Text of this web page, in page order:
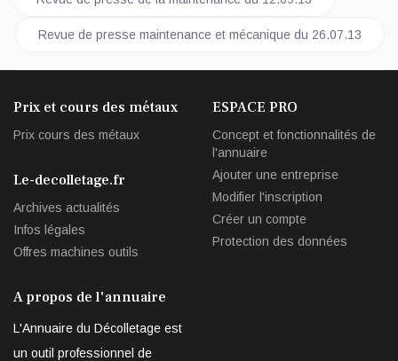
Article suivant : Revue de presse maintenance et mécanique
Revue de presse maintenance et mécanique du 26.07.13
Prix et cours des métaux
Prix cours des métaux
Le-decolletage.fr
Archives actualités
Infos légales
Offres machines outils
ESPACE PRO
Concept et fonctionnalités de
l'annuaire
Ajouter une entreprise
Modifier l'inscription
Créer un compte
Protection des données
A propos de l'annuaire
L'Annuaire du Décolletage est
un outil professionnel de